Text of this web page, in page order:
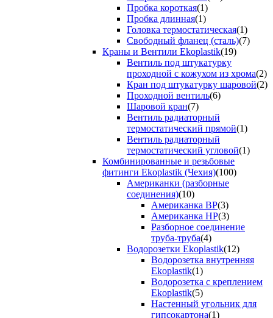
Пробка короткая(1)
Пробка длинная(1)
Головка термостатическая(1)
Свободный фланец (сталь)(7)
Краны и Вентили Ekoplastik(19)
Вентиль под штукатурку
проходной с кожухом из хрома(2)
Кран под штукатурку шаровой(2)
Проходной вентиль(6)
Шаровой кран(7)
Вентиль радиаторный
термостатический прямой(1)
Вентиль радиаторный
термостатический угловой(1)
Комбинированные и резьбовые
фитинги Ekoplastik (Чехия)(100)
Американки (разборные
соединения)(10)
Американка ВР(3)
Американка НР(3)
Разборное соединение
труба-труба(4)
Водорозетки Ekoplastik(12)
Водорозетка внутренняя
Ekoplastik(1)
Водорозетка с креплением
Ekoplastik(5)
Настенный угольник для
гипсокартона(1)